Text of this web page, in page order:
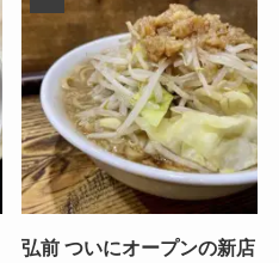
弘前 ついにオープンの新店